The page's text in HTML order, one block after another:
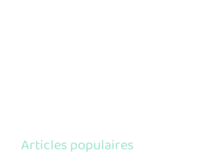
Articles populaires